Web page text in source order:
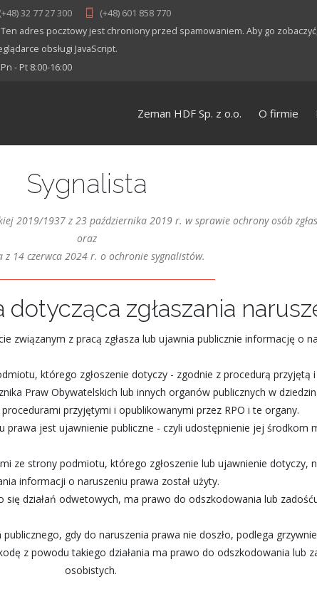
(+48) 32 77 27 300
(+48) 601 858 770
Ten adres pocztowy jest chroniony przed spamowaniem. Aby go
obsługi JavaScript.
Pn - Pt 8:00-16:00
Zeman HDF Sp. z o.o. O firmie
Sygnalista
2019/1937 z 23 października 2019 r. w sprawie ochrony osób
oraz
z 14 czerwca 2024 r. o ochronie sygnalistów.
zgłaszania
związanym z pracą zgłasza lub ujawnia publicznie informację o
którego zgłoszenie dotyczy - zgodnie z procedurą
Praw Obywatelskich lub innych organów publicznych w
przyjętymi i opublikowanymi przez RPO i te organy.
jest ujawnienie publiczne - czyli udostępnienie jej środkom
ze strony podmiotu, którego zgłoszenie lub ujawnienie dotyczy,
informacji o naruszeniu prawa został użyty.
działań odwetowych, ma prawo do odszkodowania lub
gdy do naruszenia prawa nie doszło, podlega
z powodu takiego działania ma prawo do odszkodowania lub
osobistych.